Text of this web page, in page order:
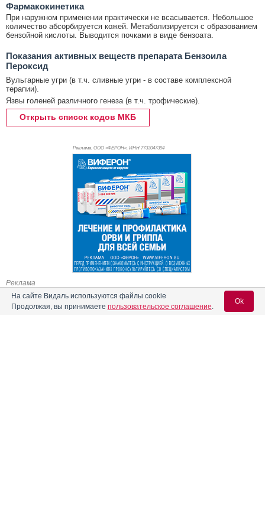
Фармакокинетика
При наружном применении практически не всасывается. Небольшое
количество абсорбируется кожей. Метаболизируется с образованием
бензойной кислоты. Выводится почками в виде бензоата.
Показания активных веществ препарата Бензоила
Пероксид
Вульгарные угри (в т.ч. сливные угри - в составе комплексной
терапии).
Язвы голеней различного генеза (в т.ч. трофические).
Открыть список кодов МКБ
Реклама. ООО «ФЕРОН», ИНН 7733047394
Реклама
На сайте Видаль используются файлы cookie
Продолжая, вы принимаете пользовательское соглашение.
Ok